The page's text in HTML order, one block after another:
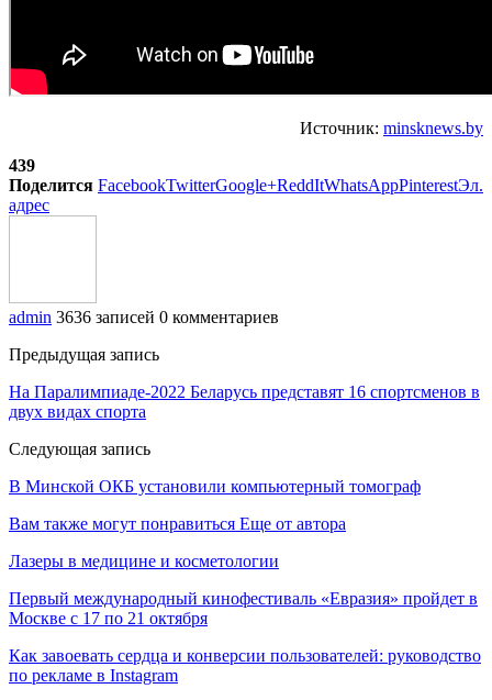
Источник: minsknews.by
439
Поделится FacebookTwitterGoogle+ReddItWhatsAppPinterestЭл.
адрес
admin 3636 записей 0 комментариев
Предыдущая запись
На Паралимпиаде-2022 Беларусь представят 16 спортсменов в
двух видах спорта
Следующая запись
В Минской ОКБ установили компьютерный томограф
Вам также могут понравиться Еще от автора
Лазеры в медицине и косметологии
Первый международный кинофестиваль «Евразия» пройдет в
Москве с 17 по 21 октября
Как завоевать сердца и конверсии пользователей: руководство
по рекламе в Instagram